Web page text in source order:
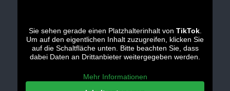
Sie sehen gerade einen Platzhalterinhalt von TikTok.
Um auf den eigentlichen Inhalt zuzugreifen, klicken Sie
auf die Schaltfläche unten. Bitte beachten Sie, dass
dabei Daten an Drittanbieter weitergegeben werden.
Mehr Informationen